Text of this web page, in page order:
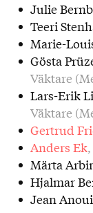
Julie
Teeri
Marie-
Gösta
Väktare
Lars-Erik
Väktare
Gertrud
Anders Ek
Märta
Hjalmar
Jean